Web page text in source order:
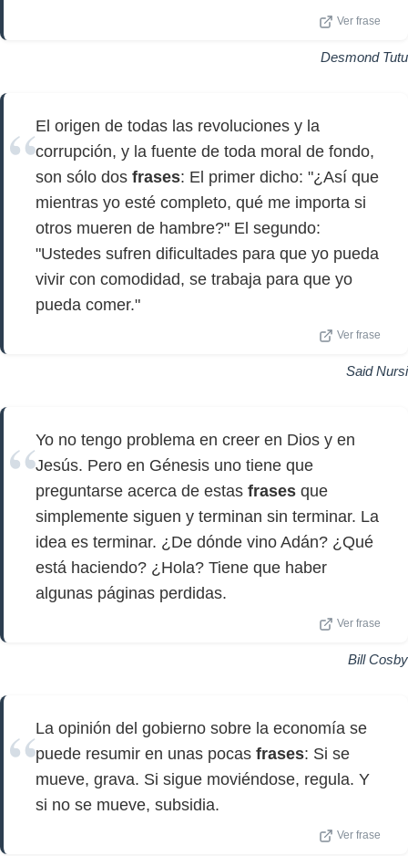
Ver frase
Desmond Tutu
El origen de todas las revoluciones y la
corrupción, y la fuente de toda moral de fondo,
son sólo dos frases: El primer dicho: "¿Así que
mientras yo esté completo, qué me importa si
otros mueren de hambre?" El segundo:
"Ustedes sufren dificultades para que yo pueda
vivir con comodidad, se trabaja para que yo
pueda comer."
Ver frase
Said Nursi
Yo no tengo problema en creer en Dios y en
Jesús. Pero en Génesis uno tiene que
preguntarse acerca de estas frases que
simplemente siguen y terminan sin terminar. La
idea es terminar. ¿De dónde vino Adán? ¿Qué
está haciendo? ¿Hola? Tiene que haber
algunas páginas perdidas.
Ver frase
Bill Cosby
La opinión del gobierno sobre la economía se
puede resumir en unas pocas frases: Si se
mueve, grava. Si sigue moviéndose, regula. Y
si no se mueve, subsidia.
Ver frase